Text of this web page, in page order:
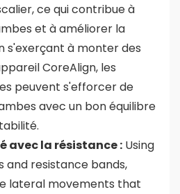
ce qui contribue à
et à améliorer la
s'exerçant à monter des
CoreAlign, les
peuvent s'efforcer de
avec un bon équilibre
avec la résistance : Using
and resistance bands,
lateral movements that